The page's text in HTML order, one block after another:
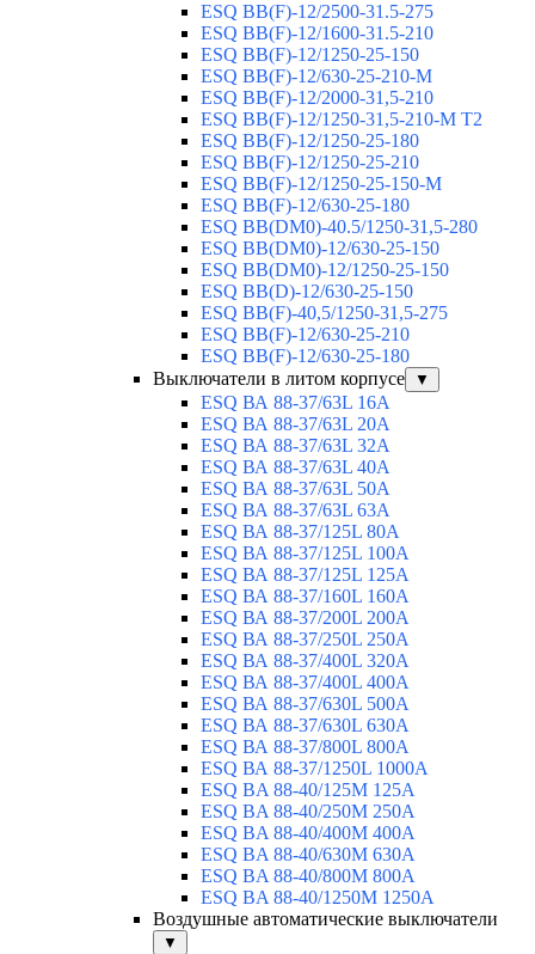
ESQ ВВ(F)-12/2500-31.5-275
ESQ ВВ(F)-12/1600-31.5-210
ESQ ВВ(F)-12/1250-25-150
ESQ BB(F)-12/630-25-210-М
ESQ BB(F)-12/2000-31,5-210
ESQ BB(F)-12/1250-31,5-210-М T2
ESQ BB(F)-12/1250-25-180
ESQ ВВ(F)-12/1250-25-210
ESQ ВВ(F)-12/1250-25-150-М
ESQ BB(F)-12/630-25-180
ESQ ВВ(DM0)-40.5/1250-31,5-280
ESQ ВВ(DM0)-12/630-25-150
ESQ ВВ(DM0)-12/1250-25-150
ESQ BB(D)-12/630-25-150
ESQ ВВ(F)-40,5/1250-31,5-275
ESQ ВВ(F)-12/630-25-210
ESQ ВВ(F)-12/630-25-180
Выключатели в литом корпусе
▼
ESQ ВА 88-37/63L 16A
ESQ ВА 88-37/63L 20A
ESQ ВА 88-37/63L 32A
ESQ ВА 88-37/63L 40A
ESQ ВА 88-37/63L 50A
ESQ ВА 88-37/63L 63A
ESQ ВА 88-37/125L 80A
ESQ ВА 88-37/125L 100A
ESQ ВА 88-37/125L 125A
ESQ ВА 88-37/160L 160A
ESQ ВА 88-37/200L 200A
ESQ ВА 88-37/250L 250A
ESQ ВА 88-37/400L 320A
ESQ ВА 88-37/400L 400A
ESQ ВА 88-37/630L 500A
ESQ ВА 88-37/630L 630A
ESQ ВА 88-37/800L 800A
ESQ ВА 88-37/1250L 1000A
ESQ BA 88-40/125M 125A
ESQ BA 88-40/250M 250A
ESQ BA 88-40/400M 400A
ESQ BA 88-40/630М 630A
ESQ BA 88-40/800M 800A
ESQ BA 88-40/1250М 1250A
Воздушные автоматические выключатели
▼